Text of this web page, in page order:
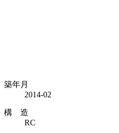
築年月
2014-02
構 造
RC